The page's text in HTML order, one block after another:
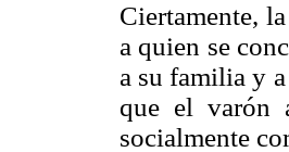
Ciertamente,
a quien se
a su familia y
que el varón
socialmente